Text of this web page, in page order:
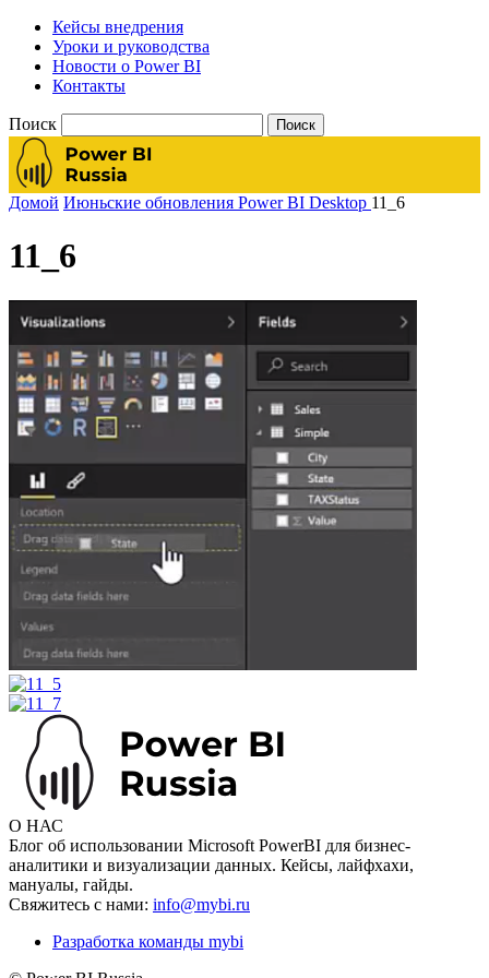
Кейсы внедрения
Уроки и руководства
Новости о Power BI
Контакты
Поиск
Домой Июньские обновления Power BI Desktop 11_6
11_6
О НАС
Блог об использовании Microsoft PowerBI для бизнес-
аналитики и визуализации данных. Кейсы, лайфхахи,
мануалы, гайды.
Свяжитесь с нами: info@mybi.ru
Разработка команды mybi